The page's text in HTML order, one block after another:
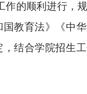
作的顺利进行，
教育法》《中
结合学院招生